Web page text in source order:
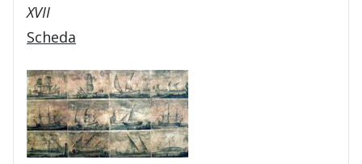
XVII
Scheda